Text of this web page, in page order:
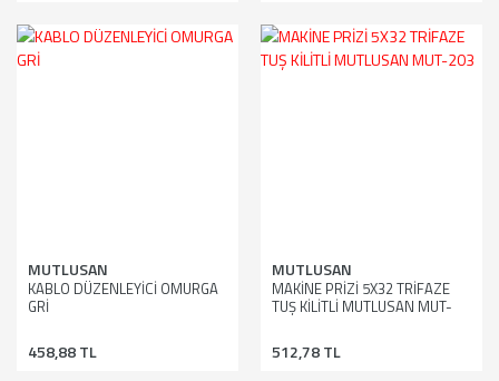
MUTLUSAN
KABLO DÜZENLEYİCİ OMURGA
GRİ
458,88 TL
MUTLUSAN
MAKİNE PRİZİ 5X32 TRİFAZE
TUŞ KİLİTLİ MUTLUSAN MUT-
512,78 TL